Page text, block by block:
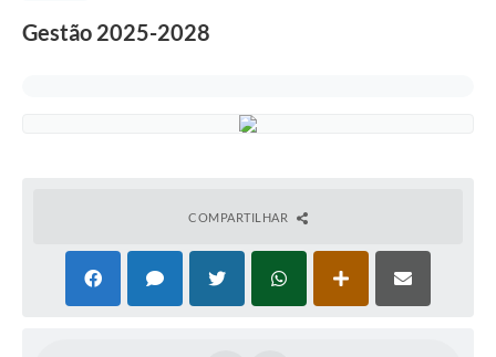
Gestão 2025-2028
COMPARTILHAR